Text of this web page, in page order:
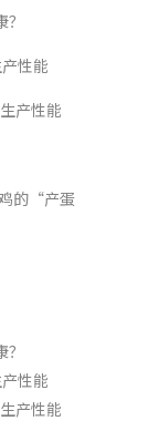
性能
产性能
的“产蛋
性能
产性能